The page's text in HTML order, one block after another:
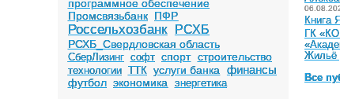
программное обеспечение
Промсвязьбанк ПФР
Россельхозбанк РСХБ
РСХБ_Свердловская область
СберЛизинг софт спорт строительство
технологии ТТК услуги банка финансы
футбол экономика энергетика
Книга
ГК
Жильё
Все